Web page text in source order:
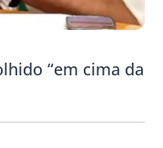
“em cima da